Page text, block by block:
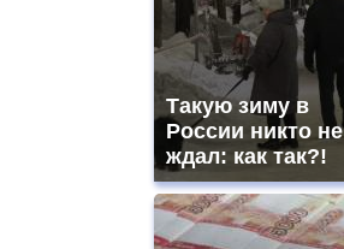
Такую зиму в
России никто не
ждал: как так?!